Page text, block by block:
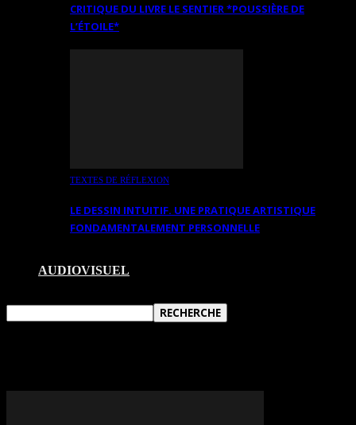
CRITIQUE DU LIVRE LE SENTIER *POUSSIÈRE DE
L’ÉTOILE*
TEXTES DE RÉFLEXION
LE DESSIN INTUITIF. UNE PRATIQUE ARTISTIQUE
FONDAMENTALEMENT PERSONNELLE
AUDIOVISUEL